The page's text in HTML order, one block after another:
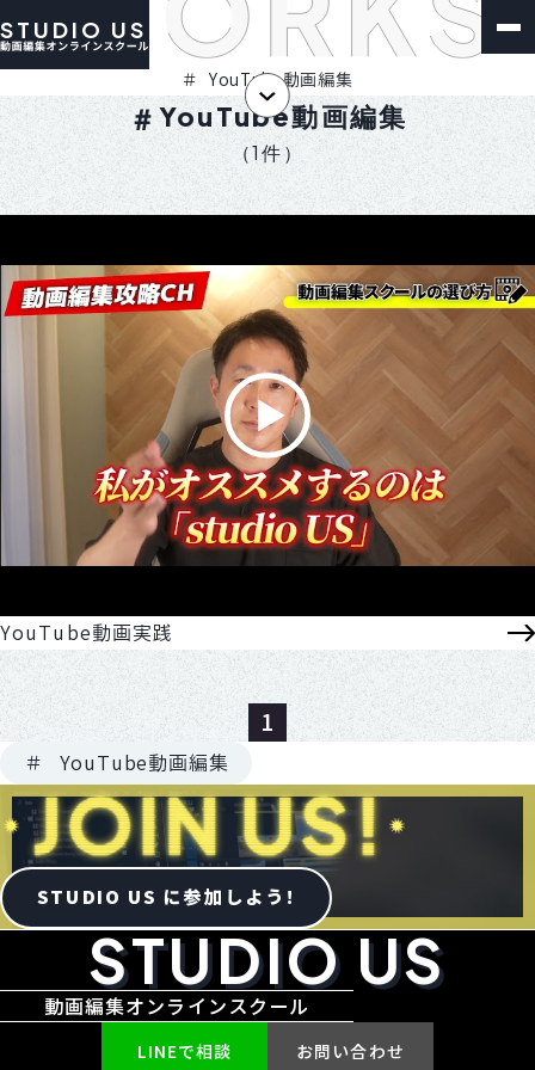
STUDIO US
制作実績
YouTube動画編集
YouTube動画編集
（1件）
YouTube動画実践
1
YouTube動画編集
STUDIO US に参加しよう!
STUDIO US
動画編集オンラインスクール
LINEで相談 お問い合わせ